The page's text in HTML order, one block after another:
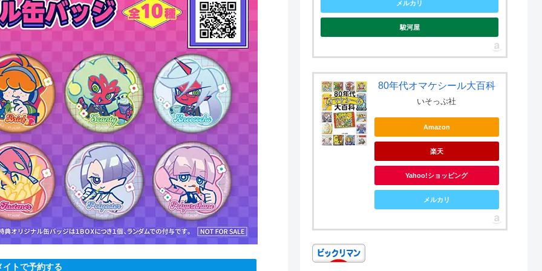
イトで予約する
メルカリ
駿河屋
80年代オマケシール大百科
いそっぷ社
Amazon
楽天
Yahoo!ショッピング
メルカリ